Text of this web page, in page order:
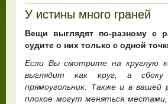
У истины много граней
Вещи выглядят по-разному с
судите о них только с одной
Если Вы смотрите на круглую
выглядит как круг, а
прямоугольник. Также и в
плохое могут меняться